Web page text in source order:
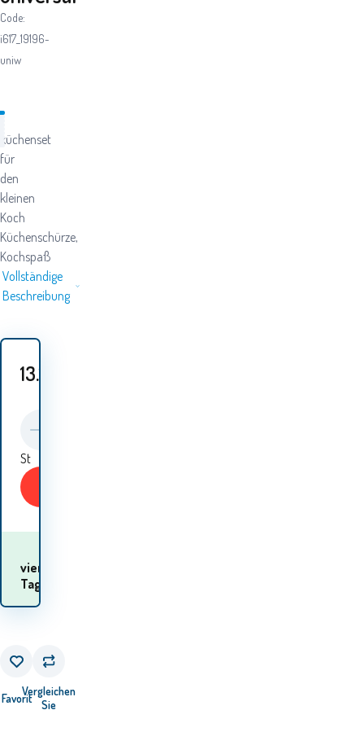
Code:
i617_19196-
uniw
küchenset
für
den
kleinen
Koch
Küchenschürze,
Kochspaß
Vollständige
Beschreibung
13.10
St
vier
Tage
FavoritVergleichen
Sie